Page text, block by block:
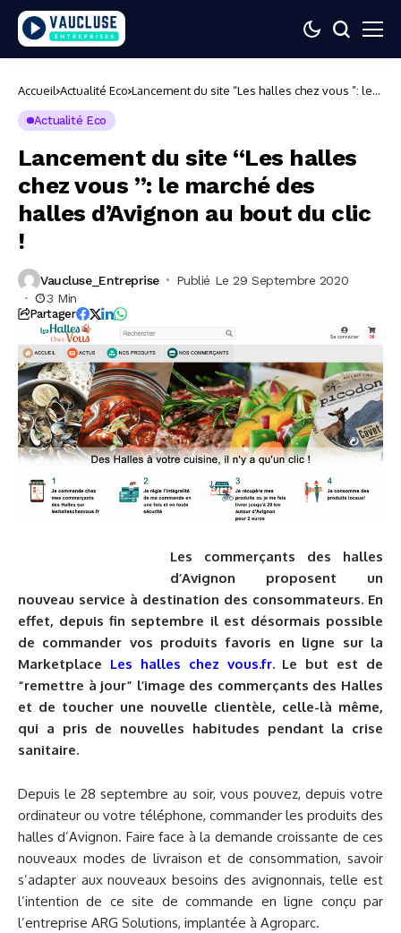
Accueil Actualité Eco Lancement du site “Les halles chez vous ”: le
Actualité Eco
Lancement du site “Les halles
chez vous ”: le marché des
halles d’Avignon au bout du clic
!
Vaucluse_Entreprise
Publié Le 29 Septembre 2020
3 Min
Partager
Les commerçants des halles
d’Avignon proposent un
nouveau service à destination des consommateurs. En
effet, depuis fin septembre il est désormais possible
de commander vos produits favoris en ligne sur la
Marketplace Les halles chez vous.fr. Le but est de
“remettre à jour” l’image des commerçants des Halles
et de toucher une nouvelle clientèle, celle-là même,
qui a pris de nouvelles habitudes pendant la crise
sanitaire.
Depuis le 28 septembre au soir, vous pouvez, depuis votre
ordinateur ou votre téléphone, commander les produits des
halles d’Avignon. Faire face à la demande croissante de ces
nouveaux modes de livraison et de consommation, savoir
s’adapter aux nouveaux besoins des avignonnais, telle est
l’intention de ce site de commande en ligne conçu par
l’entreprise ARG Solutions, implantée à Agroparc.